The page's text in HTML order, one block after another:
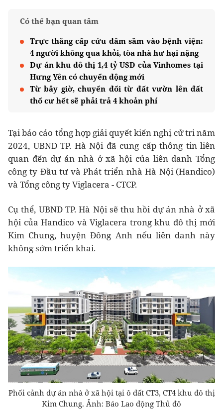
Có thể bạn quan tâm
Trực thăng cấp cứu đâm sầm vào bệnh viện:
4 người không qua khỏi, tòa nhà hư hại nặng
Dự án khu đô thị 1,4 tỷ USD của Vinhomes tại
Hưng Yên có chuyển động mới
Từ bây giờ, chuyển đổi từ đất vườn lên đất
thổ cư hết sẽ phải trả 4 khoản phí
Tại báo cáo tổng hợp giải quyết kiến nghị cử tri năm
2024, UBND TP. Hà Nội đã cung cấp thông tin liên
quan đến dự án nhà ở xã hội của liên danh Tổng
công ty Đầu tư và Phát triển nhà Hà Nội (Handico)
và Tổng công ty Viglacera - CTCP.
Cụ thể, UBND TP. Hà Nội sẽ thu hồi dự án nhà ở xã
hội của Handico và Viglacera trong khu đô thị mới
Kim Chung, huyện Đông Anh nếu liên danh này
không sớm triển khai.
Phối cảnh dự án nhà ở xã hội tại ô đất CT3, CT4 khu đô thị
Kim Chung. Ảnh: Báo Lao động Thủ đô